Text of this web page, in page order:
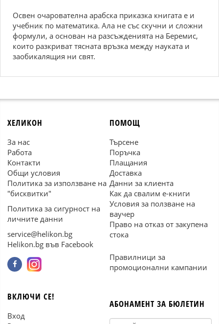
Освен очарователна арабска приказка книгата е и
учебник по математика. Ала не със скучни и сложни
формули, а основан на разсъжденията на Беремис,
които разкриват тясната връзка между науката и
заобикалящия ни свят.
ХЕЛИКОН
За нас
Работа
Контакти
Общи условия
Политика за използване на
"бисквитки"
Политика за сигурност на
личните данни
service@helikon.bg
Helikon.bg във Facebook
ПОМОЩ
Търсене
Поръчка
Плащания
Доставка
Данни за клиента
Как да свалим е-книги
Условия за ползване на
ваучер
Право на отказ от закупена
стока
Правилници за
промоционални кампании
ВКЛЮЧИ СЕ!
Вход
АБОНАМЕНТ ЗА БЮЛЕТИН